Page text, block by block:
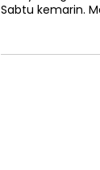
Sabtu kemarin.